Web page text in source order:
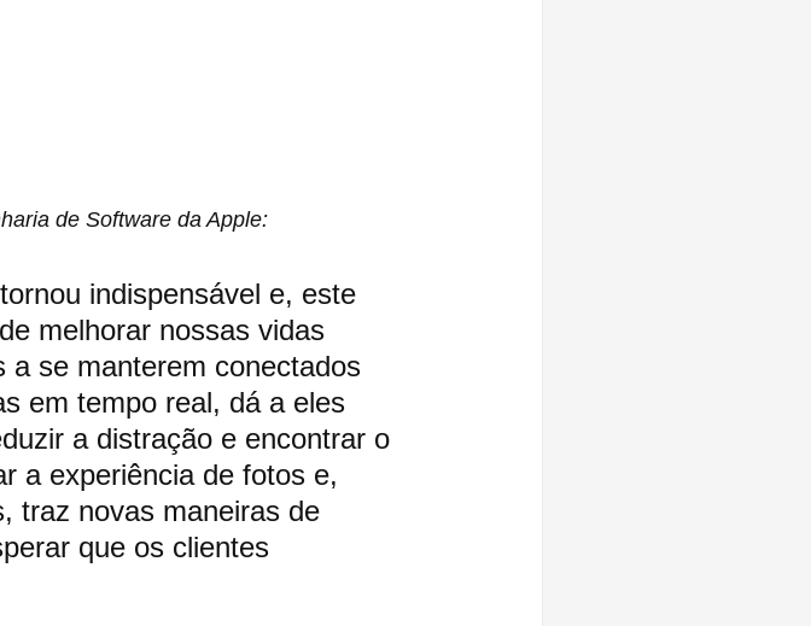
de Software da Apple:
indispensável e, este
melhorar nossas vidas
a se manterem conectados
em tempo real, dá a eles
a distração e encontrar o
a experiência de fotos e,
traz novas maneiras de
que os clientes